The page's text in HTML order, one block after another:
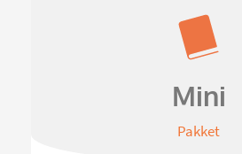
Mini
Pakket